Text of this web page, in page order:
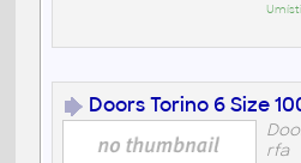
Doors Torino 6 Size
rfa